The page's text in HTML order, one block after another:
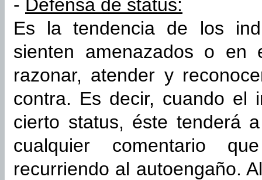
- Defensa de status:
Es la tendencia de los
sienten amenazados o
razonar, atender y
contra. Es decir, cuando el
cierto status, éste tenderá
cualquier comentario
recurriendo al autoengaño.